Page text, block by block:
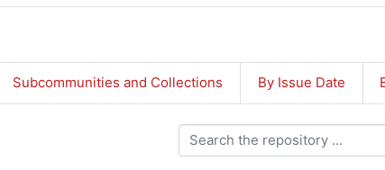
Subcommunities and Collections By Issue Date